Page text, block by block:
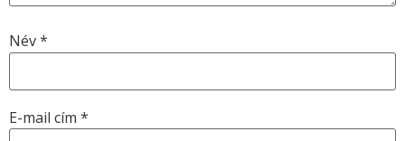
Név*
E-mail cím *